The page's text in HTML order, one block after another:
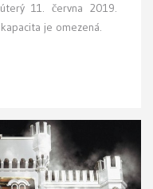
11. června 2019.
je omezená.